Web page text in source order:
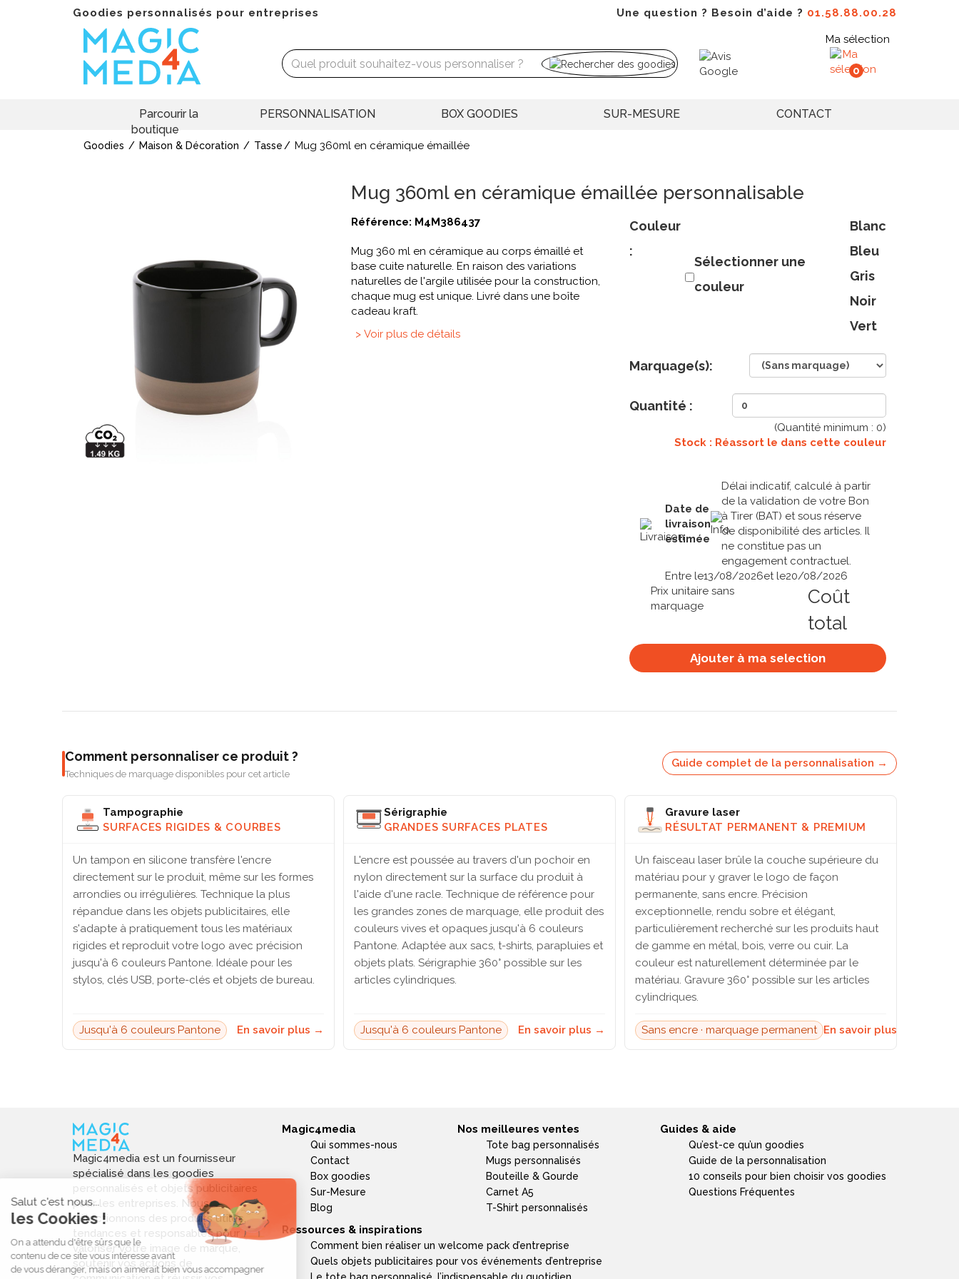
Goodies personnalisés pour entreprises Une question ? Besoin d’aide ? 01.58.88.00.28
Ma sélection
0
Parcourir la
boutique
PERSONNALISATION BOX GOODIES SUR-MESURE CONTACT
Goodies Maison & Décoration Tasse Mug 360ml en céramique émaillée
Mug 360ml en céramique émaillée personnalisable
Référence: M4M386437
Mug 360 ml en céramique au corps émaillé et
base cuite naturelle. En raison des variations
naturelles de l'argile utilisée pour la construction,
chaque mug est unique. Livré dans une boîte
cadeau kraft.
> Voir plus de détails
Couleur
:
Sélectionner une
couleur
Blanc
Bleu
Gris
Noir
Vert
Marquage(s):
Quantité :
(Quantité minimum : 0)
Stock : Réassort le dans cette couleur
Date de
livraison
estimée
Délai indicatif, calculé à partir
de la validation de votre Bon
à Tirer (BAT) et sous réserve
de disponibilité des articles. Il
ne constitue pas un
engagement contractuel.
Entre le13/08/2026et le20/08/2026
Prix unitaire sans
marquage
Coût
total
Ajouter à ma selection
Comment personnaliser ce produit ?
Techniques de marquage disponibles pour cet article
Guide complet de la personnalisation →
Tampographie
SURFACES RIGIDES & COURBES
Un tampon en silicone transfère l'encre
directement sur le produit, même sur les formes
arrondies ou irrégulières. Technique la plus
répandue dans les objets publicitaires, elle
s'adapte à pratiquement tous les matériaux
rigides et reproduit votre logo avec précision
jusqu'à 6 couleurs Pantone. Idéale pour les
stylos, clés USB, porte-clés et objets de bureau.
Jusqu'à 6 couleurs Pantone En savoir plus →
Sérigraphie
GRANDES SURFACES PLATES
L'encre est poussée au travers d'un pochoir en
nylon directement sur la surface du produit à
l'aide d'une racle. Technique de référence pour
les grandes zones de marquage, elle produit des
couleurs vives et opaques jusqu'à 6 couleurs
Pantone. Adaptée aux sacs, t-shirts, parapluies et
objets plats. Sérigraphie 360° possible sur les
articles cylindriques.
Jusqu'à 6 couleurs Pantone En savoir plus →
Gravure laser
RÉSULTAT PERMANENT & PREMIUM
Un faisceau laser brûle la couche supérieure du
matériau pour y graver le logo de façon
permanente, sans encre. Précision
exceptionnelle, rendu sobre et élégant,
particulièrement recherché sur les produits haut
de gamme en métal, bois, verre ou cuir. La
couleur est naturellement déterminée par le
matériau. Gravure 360° possible sur les articles
cylindriques.
Sans encre · marquage permanent En savoir plus →
Magic4media est un fournisseur
spécialisé dans les goodies
personnalisés et objets publicitaires
pour les entreprises. Nous
sélectionnons des produits utiles,
tendances et responsables pour
valoriser votre image de marque,
soutenir vos actions de
Magic4media
Qui sommes-nous
Contact
Box goodies
Sur-Mesure
Blog
Nos meilleures ventes
Tote bag personnalisés
Mugs personnalisés
Bouteille & Gourde
Carnet A5
T-Shirt personnalisés
Guides & aide
Qu’est-ce qu’un goodies
Guide de la personnalisation
10 conseils pour bien choisir vos goodies
Questions Fréquentes
Ressources & inspirations
Comment bien réaliser un welcome pack d’entreprise
Quels objets publicitaires pour vos événements d’entreprise